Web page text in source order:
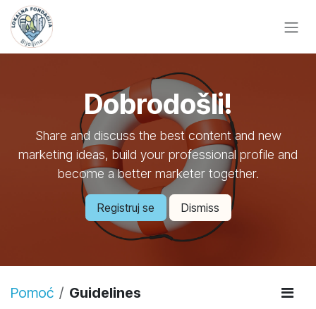
Skip to Content
Dobrodošli!
Share and discuss the best content and new
marketing ideas, build your professional profile and
become a better marketer together.
Registruj se Dismiss
Pomoć Guidelines